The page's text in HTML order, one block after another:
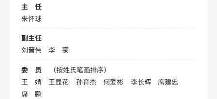
主 任
朱怀球
副主任
刘晋伟
李 豪
委 员 （按姓氏笔画排序）
王 婧
王显花 孙育杰 何爱彬 李长辉
席建忠
席 鹏